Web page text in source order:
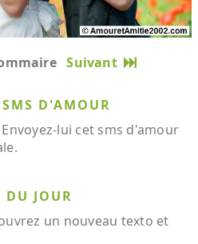
Suivant
D'AMOUR
lui cet sms d'amour
DU JOUR
un nouveau texto et